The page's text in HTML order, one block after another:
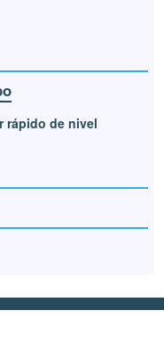
rápido de nivel